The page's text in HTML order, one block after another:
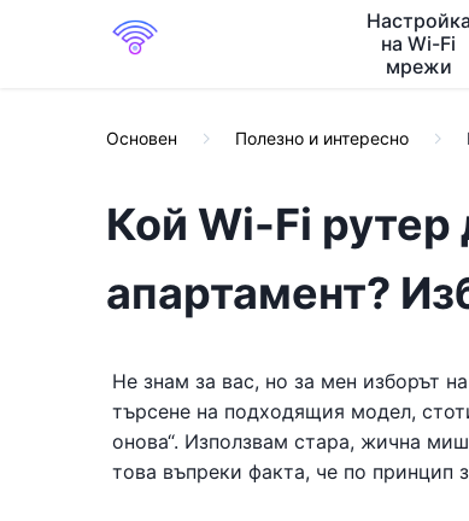
Настройка
на Wi-Fi
мрежи
Основен Полезно и интересно
Кой Wi-Fi рутер
апартамент?
Не знам за вас, но за мен изборът
търсене на подходящия модел,
онова“. Използвам стара, жична
това въпреки факта, че по принцип